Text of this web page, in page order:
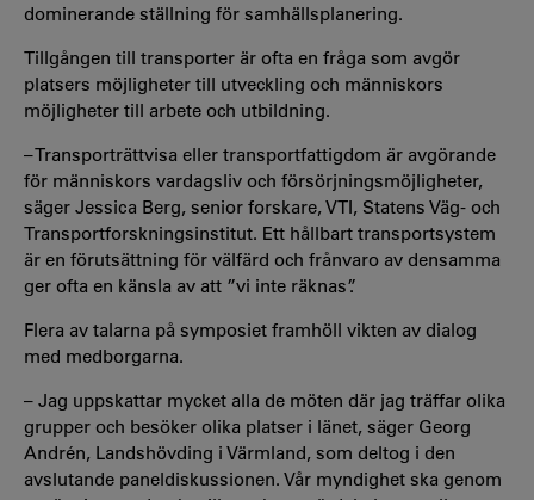
dominerande ställning för samhällsplanering.
Tillgången till transporter är ofta en fråga som avgör
platsers möjligheter till utveckling och människors
möjligheter till arbete och utbildning.
– Transporträttvisa eller transportfattigdom är avgörande
för människors vardagsliv och försörjningsmöjligheter,
säger Jessica Berg, senior forskare, VTI, Statens Väg- och
Transportforskningsinstitut. Ett hållbart transportsystem
är en förutsättning för välfärd och frånvaro av densamma
ger ofta en känsla av att ”vi inte räknas”.
Flera av talarna på symposiet framhöll vikten av dialog
med medborgarna.
– Jag uppskattar mycket alla de möten där jag träffar olika
grupper och besöker olika platser i länet, säger Georg
Andrén, Landshövding i Värmland, som deltog i den
avslutande paneldiskussionen. Vår myndighet ska genom